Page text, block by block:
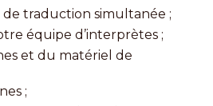
traduction simultanée ;
équipe d’interprètes ;
et du matériel de
;